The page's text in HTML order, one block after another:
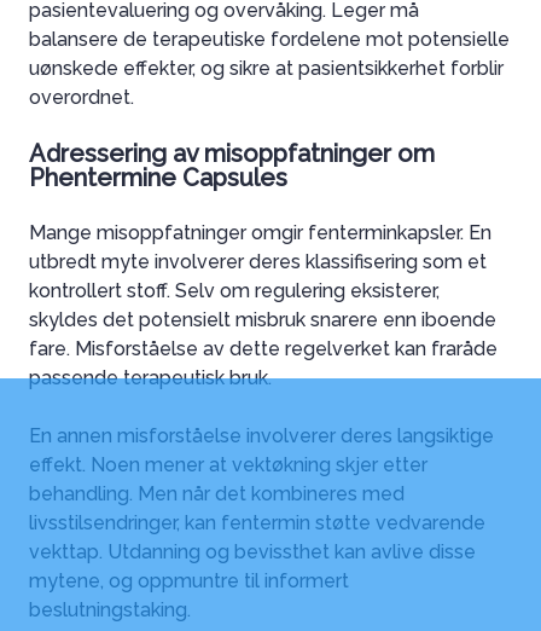
pasientevaluering og overvåking. Leger må
balansere de terapeutiske fordelene mot potensielle
uønskede effekter, og sikre at pasientsikkerhet forblir
overordnet.
Adressering av misoppfatninger om
Phentermine Capsules
Mange misoppfatninger omgir fenterminkapsler. En
utbredt myte involverer deres klassifisering som et
kontrollert stoff. Selv om regulering eksisterer,
skyldes det potensielt misbruk snarere enn iboende
fare. Misforståelse av dette regelverket kan fraråde
passende terapeutisk bruk.
En annen misforståelse involverer deres langsiktige
effekt. Noen mener at vektøkning skjer etter
behandling. Men når det kombineres med
livsstilsendringer, kan fentermin støtte vedvarende
vekttap. Utdanning og bevissthet kan avlive disse
mytene, og oppmuntre til informert
beslutningstaking.